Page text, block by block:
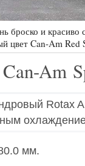
броско и
цвет Can-Am Red
Am
Rotax
мм.